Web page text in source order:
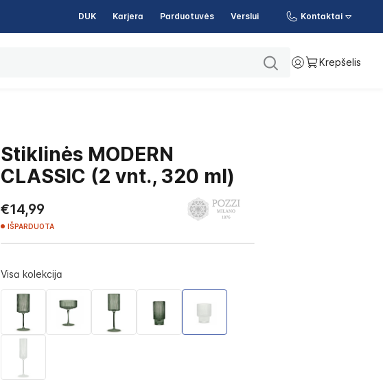
DUK Karjera Parduotuvės Verslui Kontaktai
Krepšelis
Stiklinės MODERN
CLASSIC (2 vnt., 320 ml)
€14,99
IŠPARDUOTA
Visa kolekcija